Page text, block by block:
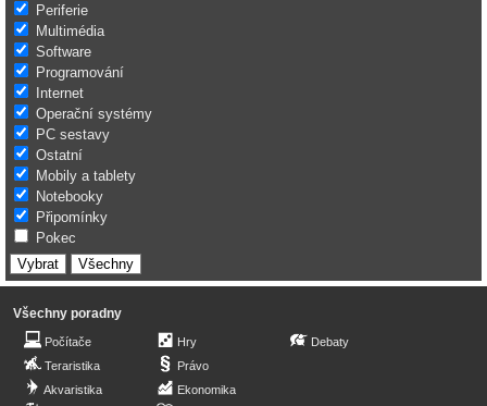
Periferie
Multimédia
Software
Programování
Internet
Operační systémy
PC sestavy
Ostatní
Mobily a tablety
Notebooky
Připomínky
Pokec
Všechny poradny
Počítače
Teraristika
Akvaristika
Hry
Právo
Ekonomika
Debaty